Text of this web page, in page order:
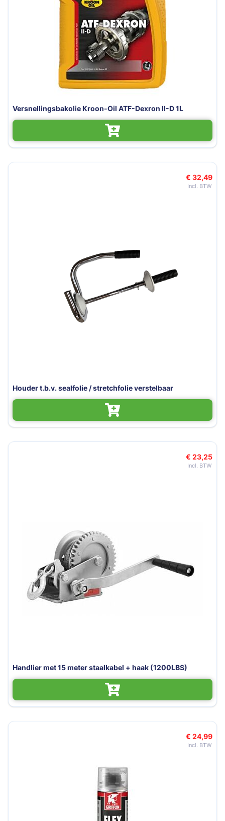
Versnellingsbakolie Kroon-Oil ATF-Dexron II-D 1L
€ 32,49
Houder t.b.v. sealfolie / stretchfolie verstelbaar
€ 23,25
Handlier met 15 meter staalkabel + haak (1200LBS)
€ 24,99